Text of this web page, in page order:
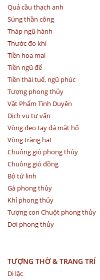
Quả cầu thạch anh
Súng thần công
Tháp ngũ hành
Thước đo khí
Tiền hoa mai
Tiền ngũ đế
Tiền thái tuế, ngũ phúc
Tượng phong thủy
Vật Phẩm Tình Duyên
Dịch vụ tư vấn
Vòng đeo tay đá mắt hổ
Vòng tràng hạt
Chuông gió phong thủy
Chuông gió đồng
Bộ tứ linh
Gà phong thủy
Khỉ phong thủy
Tượng con Chuột phong thủy
Dơi phong thủy
TƯỢNG THỜ & TRANG TRÍ
Di lặc